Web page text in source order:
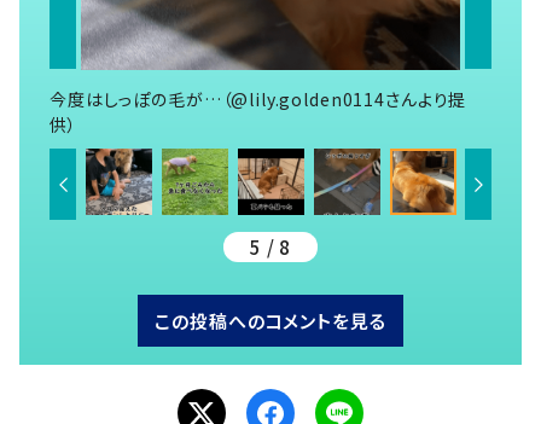
今度はしっぽの毛が…（@lily.golden0114さんより提
供）
5 / 8
この投稿へのコメントを見る